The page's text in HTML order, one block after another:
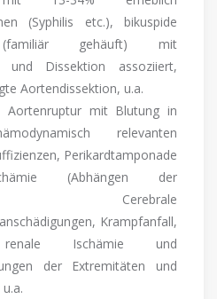
(Syphilis etc.), bikuspide
(familiär gehäuft) mit
und Dissektion assoziiert,
Aortendissektion, u.a.
Aortenruptur mit Blutung in
relevanten
Perikardtamponade
(Abhängen der
Cerebrale
Krampfanfall,
renale Ischämie und
der Extremitäten und